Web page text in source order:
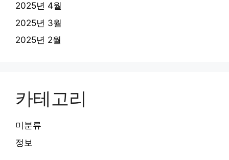
2025년 4월
2025년 3월
2025년 2월
카테고리
미분류
정보